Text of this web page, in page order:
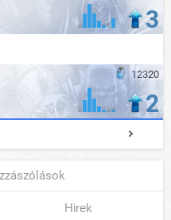
3
12320
2
Hirek